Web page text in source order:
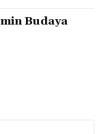
Budaya